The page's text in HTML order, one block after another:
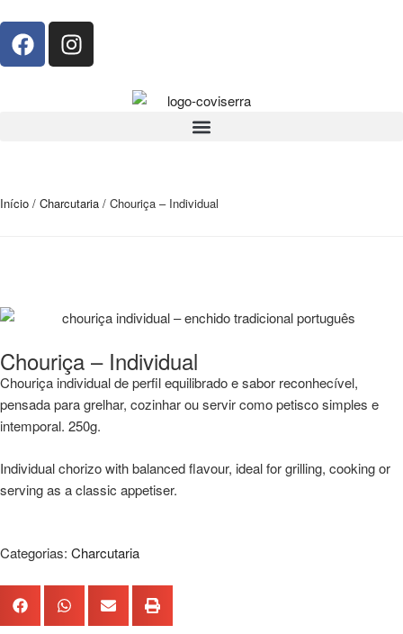
Início / Charcutaria / Chouriça – Individual
Chouriça – Individual
Chouriça individual de perfil equilibrado e sabor reconhecível,
pensada para grelhar, cozinhar ou servir como petisco simples e
intemporal. 250g.
Individual chorizo with balanced flavour, ideal for grilling, cooking or
serving as a classic appetiser.
Categorias: Charcutaria